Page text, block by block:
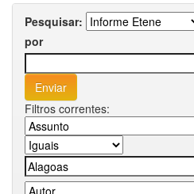
Pesquisar:
por
Filtros correntes: